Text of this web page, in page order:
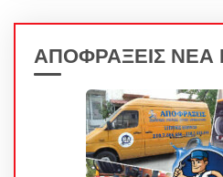
ΑΠΟΦΡΑΞΕΙΣ ΝΕΑ